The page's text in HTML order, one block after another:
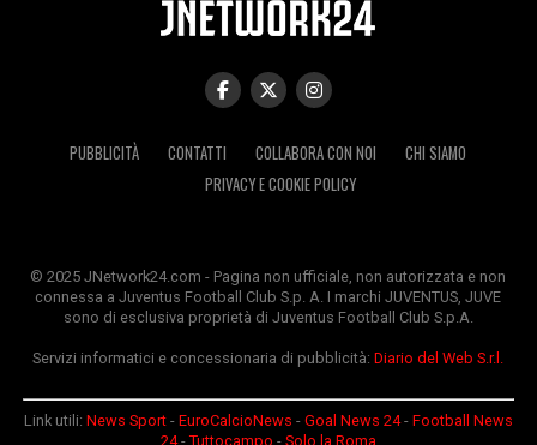
PUBBLICITÀ CONTATTI COLLABORA CON NOI
CHI SIAMO
PRIVACY E COOKIE POLICY
© 2025 JNetwork24.com - Pagina non ufficiale, non autorizzata e non
connessa a Juventus Football Club S.p. A. I marchi JUVENTUS, JUVE
sono di esclusiva proprietà di Juventus Football Club S.p.A.
Servizi informatici e concessionaria di pubblicità:Diario del Web S.r.l.
Link utili: News Sport- EuroCalcioNews - Goal News 24- Football News
24- Tuttocampo - Solo la Roma